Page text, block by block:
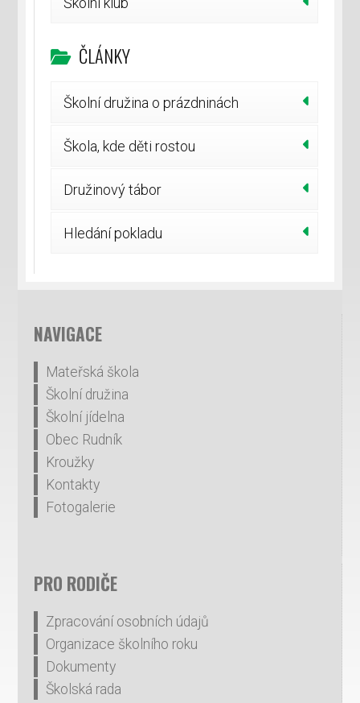
ČLÁNKY
Školní družina o prázdninách
Škola, kde děti rostou
Družinový tábor
Hledání pokladu
NAVIGACE
Mateřská škola
Školní družina
Školní jídelna
Obec Rudník
Kroužky
Kontakty
Fotogalerie
PRO RODIČE
Zpracování osobních údajů
Organizace školního roku
Dokumenty
Školská rada